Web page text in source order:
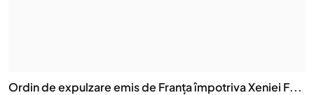
Ordin de expulzare emis de Franța împotriva Xeniei F...